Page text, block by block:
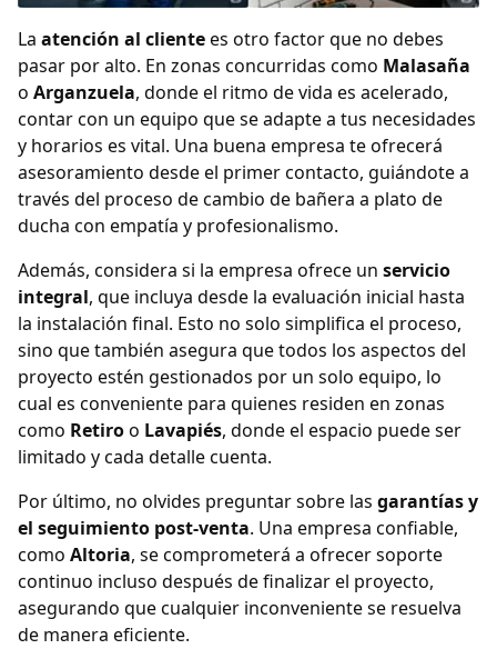
La atención al clientees otro factor que no debes
pasar por alto. En zonas concurridas como Malasaña
o Arganzuela, donde el ritmo de vida es acelerado,
contar con un equipo que se adapte a tus necesidades
y horarios es vital. Una buena empresa te ofrecerá
asesoramiento desde el primer contacto, guiándote a
través del proceso de cambio de bañera a plato de
ducha con empatía y profesionalismo.
Además, considera si la empresa ofrece un servicio
integral, que incluya desde la evaluación inicial hasta
la instalación final. Esto no solo simplifica el proceso,
sino que también asegura que todos los aspectos del
proyecto estén gestionados por un solo equipo, lo
cual es conveniente para quienes residen en zonas
como Retiroo Lavapiés, donde el espacio puede ser
limitado y cada detalle cuenta.
Por último, no olvides preguntar sobre las garantías y
el seguimiento post-venta. Una empresa confiable,
como Altoria, se comprometerá a ofrecer soporte
continuo incluso después de finalizar el proyecto,
asegurando que cualquier inconveniente se resuelva
de manera eficiente.